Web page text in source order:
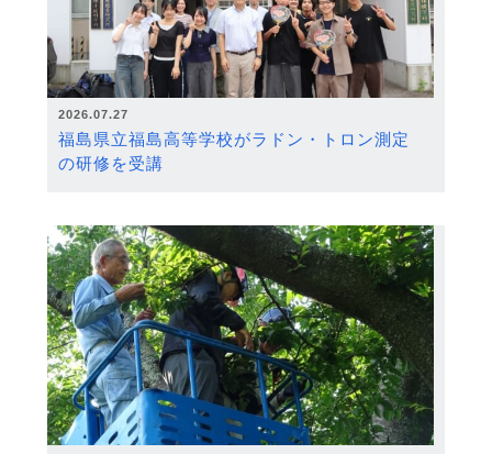
2026.07.27
福島県立福島高等学校がラドン・トロン測定
の研修を受講